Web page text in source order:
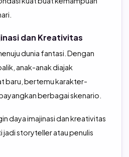
dan Kreativitas
dunia fantasi. Dengan
anak-anak diajak
baru, bertemu karakter-
berbagai skenario.
daya imajinasi dan kreativitas
jadi storyteller atau penulis